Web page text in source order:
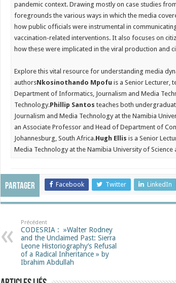
pandemic context. Drawing mostly on case studies
foregrounds the various ways in which the media
how public officials were instrumental in
vaccination-related interventions. It also focuses on
how these were implicated in the viral production and
Explore this vital resource for understanding media
authorsNkosinothando Mpofu is a Senior Lecturer,
Department of Informatics, Journalism and Media
Technology.Phillip Santos teaches both
Journalism and Media Technology at the Namibia
an Associate Professor and Head of Department of
Johannesburg, South Africa.Hugh Ellis is a Senior
Media Technology at the Namibia University of Science
Partager Facebook Twitter LinkedIn
Précédent
CODESRIA : »Walter Rodney
and the Unclaimed Past: Sierra
Leone Historiography’s Refusal
of a Radical Inheritance » by
Ibrahim Abdullah